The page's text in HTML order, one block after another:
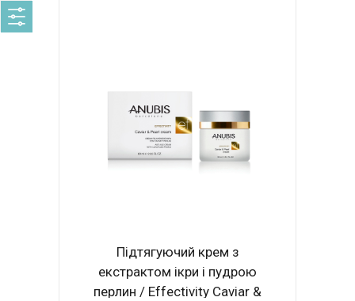
Підтягуючий крем з
екстрактом ікри і пудрою
перлин / Effectivity Caviar &